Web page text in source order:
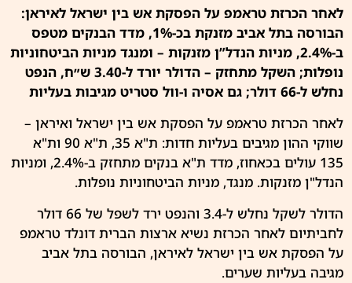
לאחר הכרזת טראמפ על הפסקת אש בין ישראל לאיראן:
הבורסה בתל אביב מזנקת בכ-1%, מדד הבנקים מטפס
ב-2.4%, מניות הנדל”ן מזנקות – ומנגד מניות הביטחוניות
נופלות; השקל מתחזק – הדולר יורד ל-3.40 ש״ח, הנפט
נחלש ל-66 דולר; גם אסיה ו-וול סטריט מגיבות בעליות
לאחר הכרזת טראמפ על הפסקת אש בין ישראל ואיראן –
שווקי ההון מגיבים בעליות חדות: ת"א 35, ת"א 90 ות"א
135 עולים בכאחוז, מדד ת"א בנקים מתחזק ב-2.4%, ומניות
הנדל"ן מזנקות. מנגד, מניות הביטחוניות נופלות.
הדולר לשקל נחלש ל-3.4 והנפט ירד לשפל של 66 דולר
לחביתיום לאחר הכרזת נשיא ארצות הברית דונלד טראמפ
על הפסקת אש בין ישראל לאיראן, הבורסה בתל אביב
מגיבה בעליות שערים.